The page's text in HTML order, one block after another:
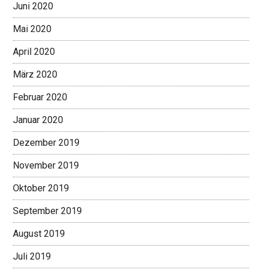
Juni 2020
Mai 2020
April 2020
März 2020
Februar 2020
Januar 2020
Dezember 2019
November 2019
Oktober 2019
September 2019
August 2019
Juli 2019